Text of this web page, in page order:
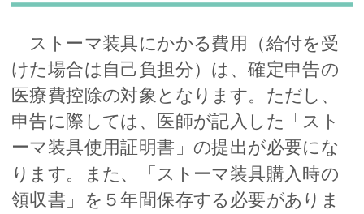
ストーマ装具にかかる費用（給付を受
けた場合は自己負担分）は、確定申告の
医療費控除の対象となります。ただし、
申告に際しては、医師が記入した「スト
ーマ装具使用証明書」の提出が必要にな
ります。また、「ストーマ装具購入時の
領収書」を５年間保存する必要がありま